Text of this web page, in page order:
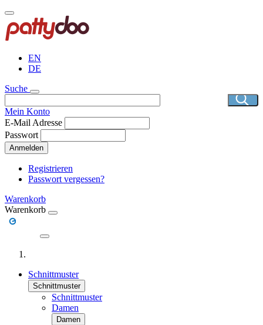
Direkt
zum
Inhalt
EN
DE
Suche
Mein Konto
E-Mail Adresse
Passwort
Anmelden
Registrieren
Passwort vergessen?
Warenkorb
Warenkorb
Schnittmuster
Schnittmuster
Schnittmuster
Damen
Damen